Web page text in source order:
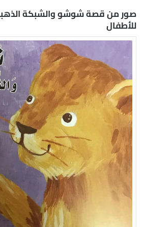
صور من قصة شوشو والشبكة
للأطفال